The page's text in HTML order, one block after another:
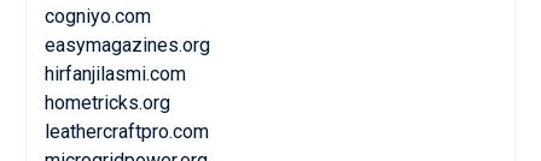
cogniyo.com
easymagazines.org
hirfanjilasmi.com
hometricks.org
leathercraftpro.com